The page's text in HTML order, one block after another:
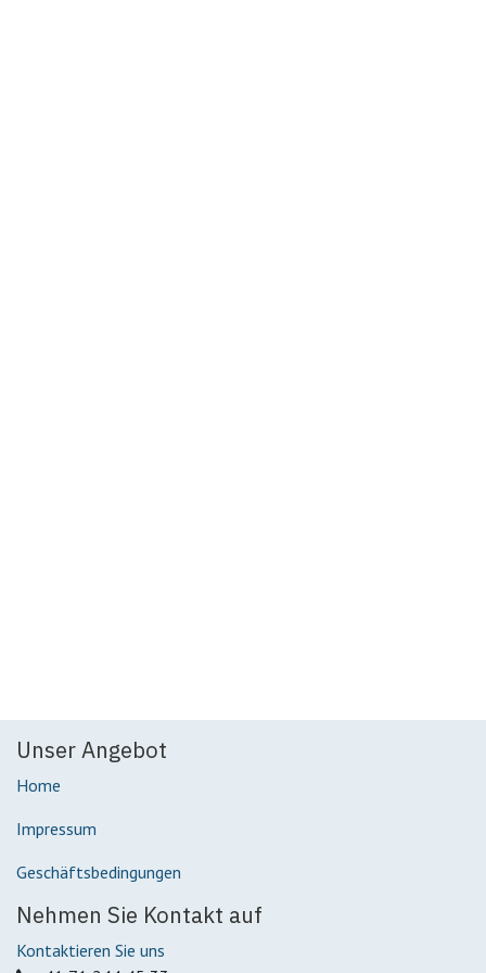
Unser Angebot
Home
Impressum
Geschäftsbedingungen
Nehmen Sie Kontakt auf
Kontaktieren Sie uns